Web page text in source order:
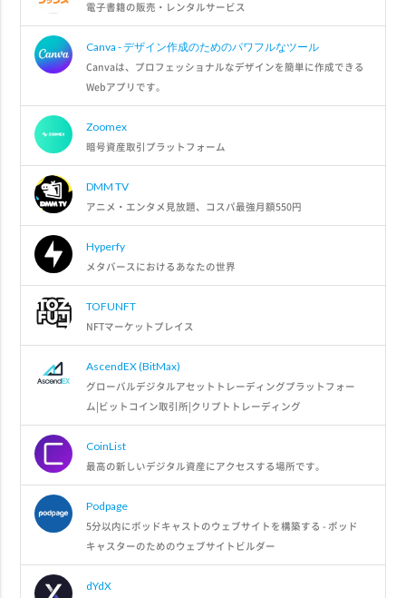
電子書籍の販売・レンタルサービス
Canva - デザイン作成のためのパワフルなツール
Canvaは、プロフェッショナルなデザインを簡単に作成できる
Webアプリです。
Zoomex
暗号資産取引プラットフォーム
DMM TV
アニメ・エンタメ見放題、コスパ最強月額550円
Hyperfy
メタバースにおけるあなたの世界
TOFUNFT
NFTマーケットプレイス
AscendEX (BitMax)
グローバルデジタルアセットトレーディングプラットフォー
ム|ビットコイン取引所|クリプトトレーディング
CoinList
最高の新しいデジタル資産にアクセスする場所です。
Podpage
5分以内にポッドキャストのウェブサイトを構築する - ポッド
キャスターのためのウェブサイトビルダー
dYdX